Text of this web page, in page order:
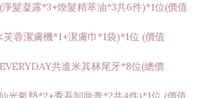
髮凝露*3+煥髮精萃油*3共6件)*1位(價值
蓉潔膚機*1+潔膚巾*1袋)*1位 (價值
共進米其林尾牙*8位(總價